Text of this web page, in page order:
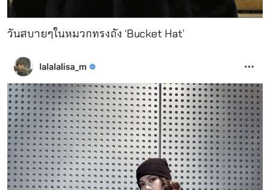
วันสบายๆในหมวกทรงถัง ‘Bucket Hat’